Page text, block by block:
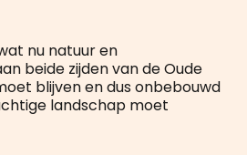
nu natuur en
beide zijden van de Oude
blijven en dus onbebouwd
landschap moet